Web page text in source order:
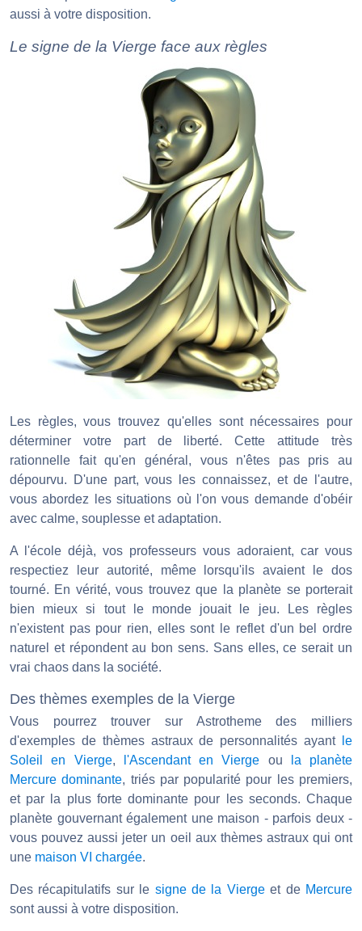
aussi à votre disposition.
Le signe de la Vierge face aux règles
Les règles, vous trouvez qu'elles sont nécessaires pour
déterminer votre part de liberté. Cette attitude très
rationnelle fait qu'en général, vous n'êtes pas pris au
dépourvu. D'une part, vous les connaissez, et de l'autre,
vous abordez les situations où l'on vous demande d'obéir
avec calme, souplesse et adaptation.
A l'école déjà, vos professeurs vous adoraient, car vous
respectiez leur autorité, même lorsqu'ils avaient le dos
tourné. En vérité, vous trouvez que la planète se porterait
bien mieux si tout le monde jouait le jeu. Les règles
n'existent pas pour rien, elles sont le reflet d'un bel ordre
naturel et répondent au bon sens. Sans elles, ce serait un
vrai chaos dans la société.
Des thèmes exemples de la Vierge
Vous pourrez trouver sur Astrotheme des milliers
d'exemples de thèmes astraux de personnalités ayant
le
Soleil en Vierge, l'Ascendant en Vierge ou
la planète
Mercure dominante, triés par popularité pour les premiers,
et par la plus forte dominante pour les seconds. Chaque
planète gouvernant également une maison - parfois deux -
vous pouvez aussi jeter un oeil aux thèmes astraux qui ont
une maison VI chargée.
Des récapitulatifs sur le signe de la Viergeet de Mercure
sont aussi à votre disposition.